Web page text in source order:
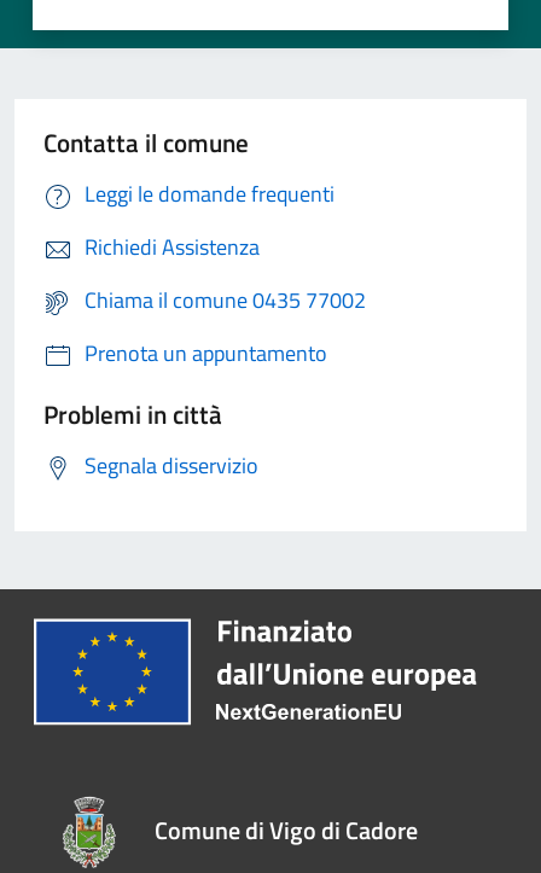
Contatta il comune
Leggi le domande frequenti
Richiedi Assistenza
Chiama il comune 0435 77002
Prenota un appuntamento
Problemi in città
Segnala disservizio
Comune di Vigo di Cadore